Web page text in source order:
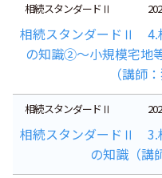
相続スタンダードⅡ
相続スタンダードⅡ 4.
の知識②～小規模宅地
（講師
相続スタンダードⅡ
相続スタンダードⅡ 3.
の知識（講